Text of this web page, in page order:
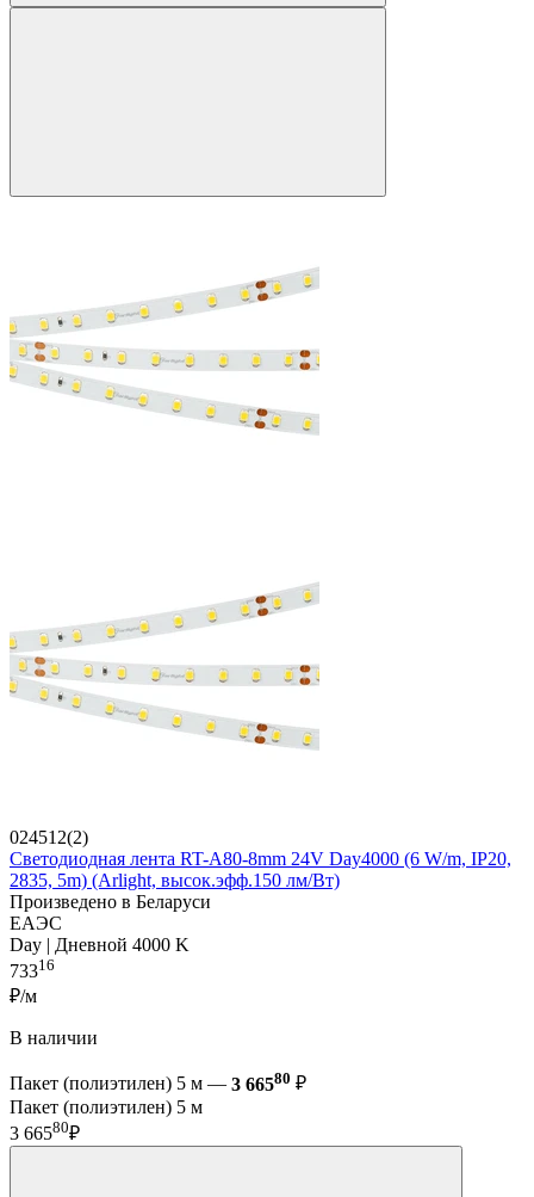
024512(2)
Светодиодная лента RT-A80-8mm 24V Day4000 (6 W/m, IP20,
2835, 5m) (Arlight, высок.эфф.150 лм/Вт)
Произведено в Беларуси
ЕАЭС
Day | Дневной 4000 K
73316
₽/м
В наличии
Пакет (полиэтилен) 5 м — 3 66580 ₽
Пакет (полиэтилен) 5 м
3 66580₽